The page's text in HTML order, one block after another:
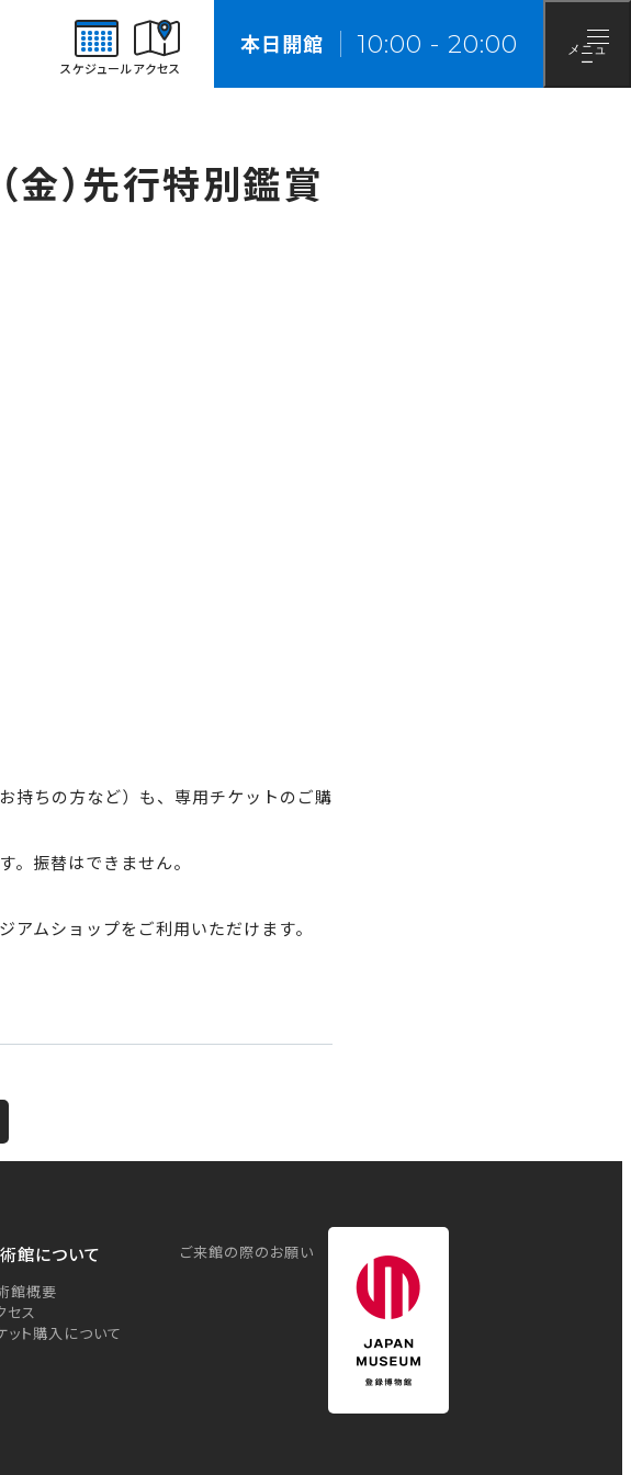
スケジュールアクセス
本日開館 10:00 - 20:00
メニュ
ー
ご来館の際のお願い
金）先行特別鑑賞
持ちの方など）も、専用チケットのご購
。振替はできません。
アムショップをご利用いただけます。
館について
館概要
セス
ット購入について
ご来館の際のお願い